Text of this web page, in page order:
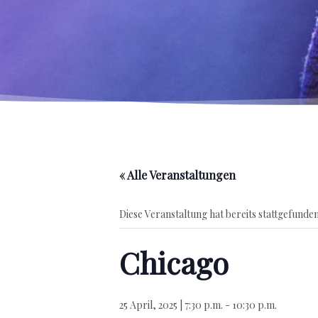
« Alle Veranstaltungen
Diese Veranstaltung hat bereits
Chicago
25 April, 2025 | 7:30 p.m. - 10:30 p.m.